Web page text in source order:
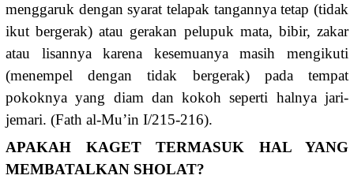
menggaruk dengan syarat telapak tangannya tetap (tidak
ikut bergerak) atau gerakan pelupuk mata, bibir, zakar
atau lisannya karena kesemuanya masih mengikuti
(menempel dengan tidak bergerak) pada tempat
pokoknya yang diam dan kokoh seperti halnya jari-
jemari. (Fath al-Mu’in I/215-216).
APAKAH KAGET TERMASUK HAL YANG
MEMBATALKAN SHOLAT?